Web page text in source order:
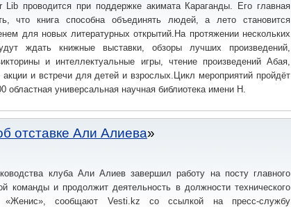
Lib проводится при поддержке акимата Караганды. Его главная
что книга способна объединять людей, а лето становится
для новых литературных открытий.На протяжении нескольких
ждать книжные выставки, обзоры лучших произведений,
и интеллектуальные игры, чтение произведений Абая,
акции и встречи для детей и взрослых.Цикл мероприятий пройдёт
областная универсальная научная библиотека имени Н.
отставке Али Алиева
клуба Али Алиев завершил работу на посту главного
команды и продолжит деятельность в должности технического
«Женис», сообщают Vesti.kz со ссылкой на пресс-службу